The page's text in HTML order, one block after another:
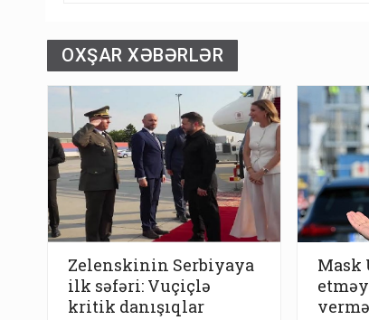
OXŞAR XƏBƏRLƏR
Zelenskinin Serbiyaya
ilk səfəri: Vuçiçlə
kritik danışıqlar
Mask